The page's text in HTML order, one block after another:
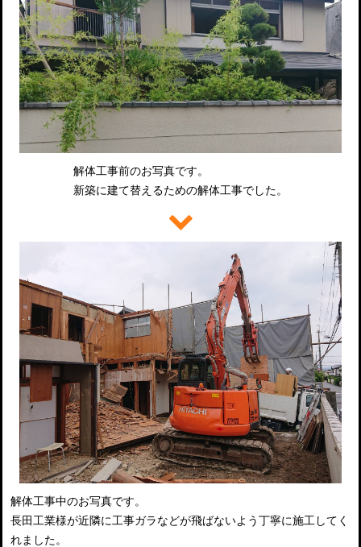
解体工事前のお写真です。
新築に建て替えるための解体工事でした。
解体工事中のお写真です。
長田工業様が近隣に工事ガラなどが飛ばないよう丁寧に施工してく
れました。